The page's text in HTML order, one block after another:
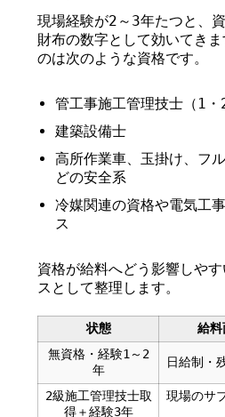
現場経験が2～3年たつと、
財布の数字として効いてき
のは次のような資格です。
管工事施工管理技士（1・
建築設備士
高所作業車、玉掛け、フ
どの安全系
冷媒関連の資格や電気工
ス
資格が給料へどう影響しや
スとして整理します。
状態
給料
無資格・経験1～2
年
日給制・
2級施工管理技士取
得＋経験3年
現場のサ